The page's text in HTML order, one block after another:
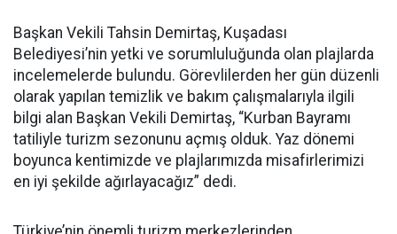
Başkan Vekili Tahsin Demirtaş, Kuşadası
Belediyesi’nin yetki ve sorumluluğunda olan plajlarda
incelemelerde bulundu. Görevlilerden her gün düzenli
olarak yapılan temizlik ve bakım çalışmalarıyla ilgili
bilgi alan Başkan Vekili Demirtaş, “Kurban Bayramı
tatiliyle turizm sezonunu açmış olduk. Yaz dönemi
boyunca kentimizde ve plajlarımızda misafirlerimizi
en iyi şekilde ağırlayacağız” dedi.